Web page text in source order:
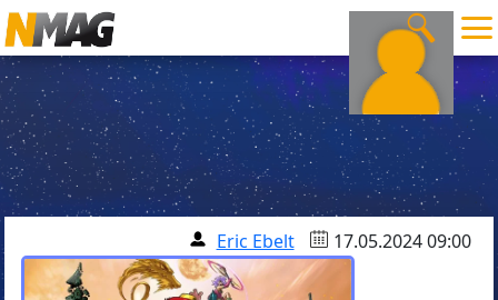
Eric Ebelt 17.05.2024 09:00